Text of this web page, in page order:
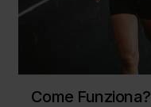
Come Funziona?